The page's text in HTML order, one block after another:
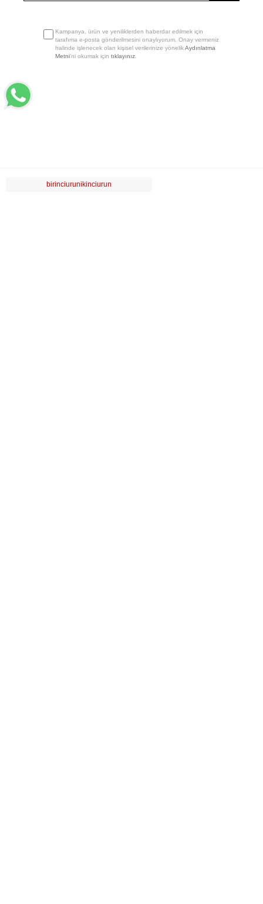
birinciurunikinciurun
Kampanya, ürün ve yeniliklerden haberdar edilmek için
tarafıma e-posta gönderilmesini onaylıyorum. Onay vermeniz
halinde işlenecek olan kişisel verilerinize yönelikAydınlatma
Metni’ni okumak için tıklayınız